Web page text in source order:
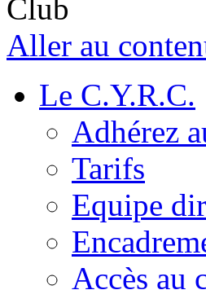
Aller au
Le C.Y.R.C.
Adhérez
Tarifs
Equipe
Accès au